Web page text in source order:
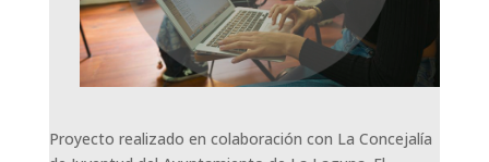
Proyecto realizado en colaboración con La Concejalía